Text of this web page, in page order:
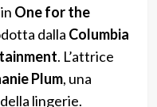
One for the
dalla Columbia
. L’attrice
Plum, una
lingerie.